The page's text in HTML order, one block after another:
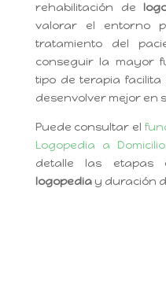
rehabilitación de
valorar el entorno
tratamiento del
conseguir la mayor
tipo de terapia
desenvolver mejor en
Puede consultar el
Logopedia a Domicilio
detalle las etapas
logopediay duración